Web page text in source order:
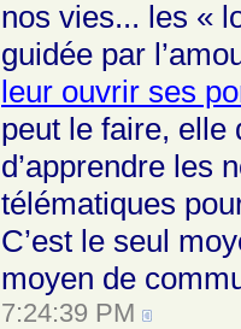
nos vies... les «
guidée par
leur ouvrir ses
peut le faire, elle
d’apprendre les
télématiques
C’est le seul
moyen de
7:24:39 PM